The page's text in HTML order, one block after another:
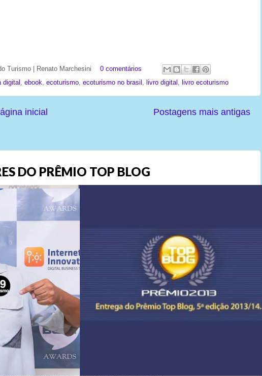
Turismo | Renato Marchesini
0 comentários
digital ebook ecoturismo ecoturismo no brasil livro digital livro ecoturismo
Postagens mais antigas
inicial
DO PRÊMIO TOP BLOG